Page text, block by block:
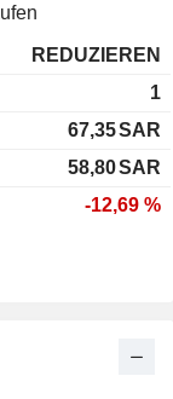
REDUZIEREN
1
67,35SAR
58,80SAR
-12,69 %